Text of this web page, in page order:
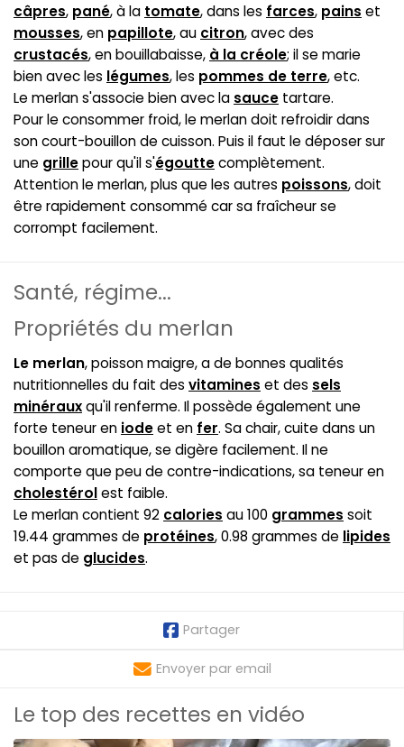
câpres, pané, à la tomate, dans les farces, pains et
mousses, en papillote, au citron, avec des
crustacés, en bouillabaisse, à la créole; il se marie
bien avec les légumes, les pommes de terre, etc.
Le merlan s'associe bien avec lasauce tartare.
Pour le consommer froid, le merlan doit refroidir dans
son court-bouillon de cuisson. Puis il faut le déposer sur
une grillepour qu'il s'égouttecomplètement.
Attention le merlan, plus que les autres poissons, doit
être rapidement consommé car sa fraîcheur se
corrompt facilement.
Santé, régime...
Propriétés du merlan
Le merlan, poisson maigre, a de bonnes qualités
nutritionnelles du fait des vitamines et des sels
minérauxqu'il renferme. Il possède également une
forte teneur en iodeet en fer. Sa chair, cuite dans un
bouillon aromatique, se digère facilement. Il ne
comporte que peu de contre-indications, sa teneur en
cholestérolest faible.
Le merlan contient 92 calories au 100 grammes soit
19.44 grammes de protéines, 0.98 grammes de lipides
et pas de glucides.
Partager
Envoyer par email
Le top des recettes en vidéo